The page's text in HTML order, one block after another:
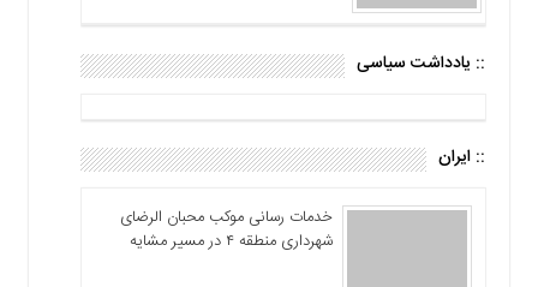
:: یادداشت سیاسی
:: ایران
خدمات رسانی موکب محبان الرضای
شهرداری منطقه ۴ در مسیر مشایه